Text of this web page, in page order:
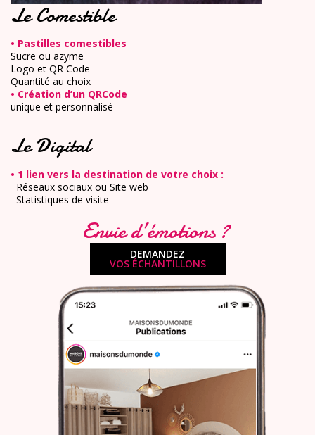
Le Comestible
• Pastilles comestibles
Sucre ou azyme
Logo et QR Code
Quantité au choix
• Création d’un QRCode
unique et personnalisé
Le Digital
• 1 lien vers la destination de votre choix :
Réseaux sociaux ou Site web
Statistiques de visite
Envie d’émotions ?
DEMANDEZ
VOS ÉCHANTILLONS